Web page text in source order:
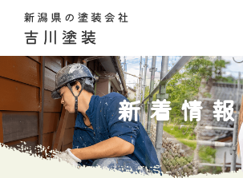
新着情報